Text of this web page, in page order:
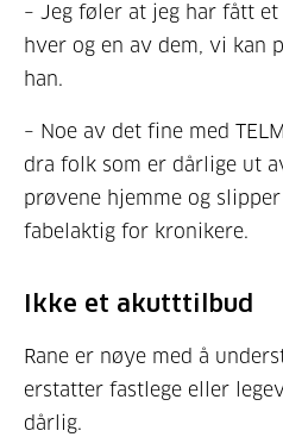
– Jeg føler at jeg har fått
hver og en av dem, vi kan
han.
– Noe av det fine med
dra folk som er dårlige ut
prøvene hjemme og
fabelaktig for kronikere.
Ikke et akutttilbud
Rane er nøye med å
erstatter fastlege eller
dårlig.